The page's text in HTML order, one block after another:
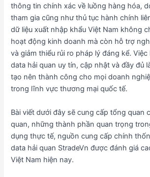
thông tin chính xác về luồng hàng hóa,
tham gia cũng như thủ tục hành chính
dữ liệu xuất nhập khẩu Việt Nam không
hoạt động kinh doanh mà còn hỗ trợ
và giảm thiểu rủi ro pháp lý đáng kể.
data hải quan uy tín, cập nhật và đầy đủ
tạo nên thành công cho mọi doanh
trong lĩnh vực thương mại quốc tế.
Bài viết dưới đây sẽ cung cấp tổng quan
quan, những thành phần quan trọng
dụng thực tế, nguồn cung cấp chính
data hải quan StradeVn được đánh giá
Việt Nam hiện nay.